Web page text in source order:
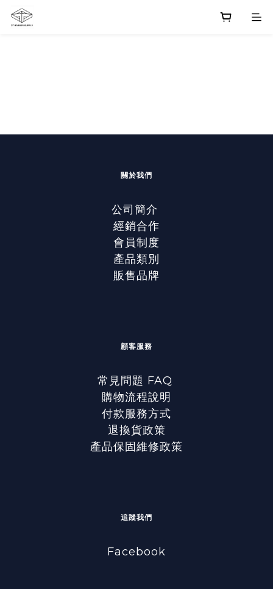
關於我們
公司簡介
經銷合作
會員制度
產品類別
販售品牌
顧客服務
常見問題 FAQ
購物流程說明
付款服務方式
退換貨政策
產品保固維修政策
追蹤我們
Facebook